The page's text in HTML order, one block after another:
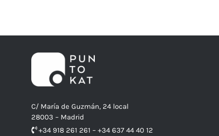
C/ María de Guzmán, 24 local
28003 – Madrid
+34 918 261 261 – +34 637 44 40 12